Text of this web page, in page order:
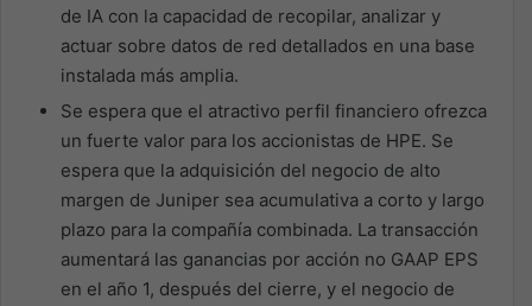
de IA con la capacidad de recopilar, analizar y
actuar sobre datos de red detallados en una base
instalada más amplia.
Se espera que el atractivo perfil financiero ofrezca
un fuerte valor para los accionistas de HPE. Se
espera que la adquisición del negocio de alto
margen de Juniper sea acumulativa a corto y largo
plazo para la compañía combinada. La transacción
aumentará las ganancias por acción no GAAP EPS
en el año 1, después del cierre, y el negocio de